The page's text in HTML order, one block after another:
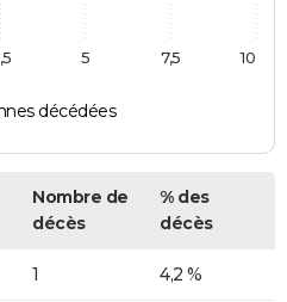
décédées
10
5 7,5
Nombre de
décès
% des
décès
1 4,2 %